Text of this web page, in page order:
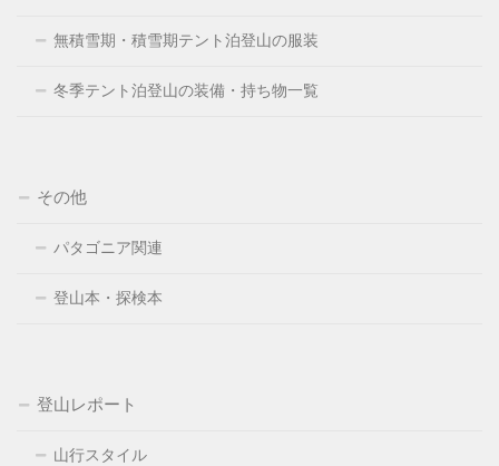
無積雪期・積雪期テント泊登山の服装
冬季テント泊登山の装備・持ち物一覧
その他
パタゴニア関連
登山本・探検本
登山レポート
山行スタイル